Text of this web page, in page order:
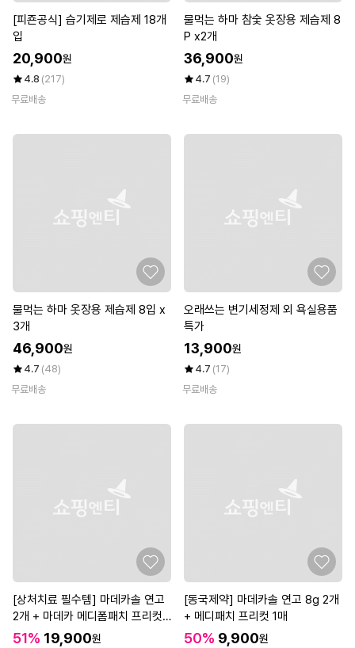
[피죤공식] 습기제로 제습제 18개
입
20,900원
4.8 (217)
무료배송
물먹는 하마 참숯 옷장용 제습제 8
P x2개
36,900원
4.7 (19)
무료배송
물먹는 하마 옷장용 제습제 8입 x
3개
46,900원
4.7 (48)
무료배송
오래쓰는 변기세정제 외 욕실용품
특가
13,900원
4.7 (17)
무료배송
[상처치료 필수템] 마데카솔 연고
2개 + 마데카 메디폼패치 프리컷
2매*3개
51% 19,900원
[동국제약] 마데카솔 연고 8g 2개
+ 메디패치 프리컷 1매
50% 9,900원